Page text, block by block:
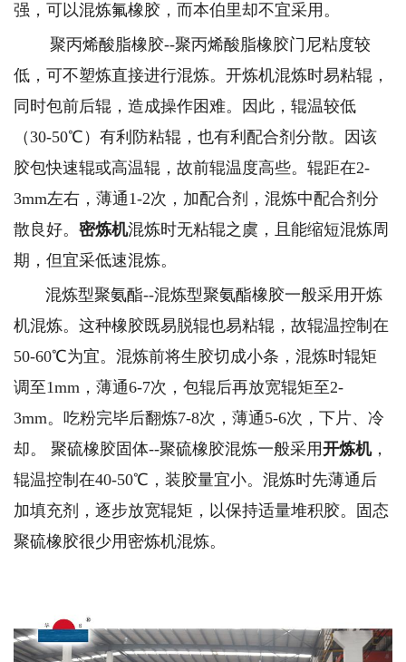
强，可以混炼氟橡胶，而本伯里却不宜采用。
聚丙烯酸脂橡胶--聚丙烯酸脂橡胶门尼粘度较
低，可不塑炼直接进行混炼。开炼机混炼时易粘辊，
同时包前后辊，造成操作困难。因此，辊温较低
（30-50℃）有利防粘辊，也有利配合剂分散。因该
胶包快速辊或高温辊，故前辊温度高些。辊距在2-
3mm左右，薄通1-2次，加配合剂，混炼中配合剂分
散良好。 密炼机混炼时无粘辊之虞，且能缩短混炼周
期，但宜采低速混炼。
混炼型聚氨酯--混炼型聚氨酯橡胶一般采用开炼
机混炼。这种橡胶既易脱辊也易粘辊，故辊温控制在
50-60℃为宜。混炼前将生胶切成小条，混炼时辊矩
调至1mm，薄通6-7次，包辊后再放宽辊矩至2-
3mm。吃粉完毕后翻炼7-8次，薄通5-6次，下片、冷
却。 聚硫橡胶固体--聚硫橡胶混炼一般采用开炼机，
辊温控制在40-50℃，装胶量宜小。混炼时先薄通后
加填充剂，逐步放宽辊矩，以保持适量堆积胶。固态
聚硫橡胶很少用密炼机混炼。